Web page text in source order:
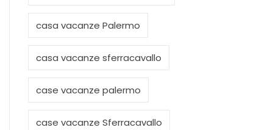
casa vacanze Palermo
casa vacanze sferracavallo
case vacanze palermo
case vacanze Sferracavallo